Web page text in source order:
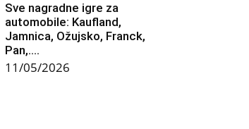
Sve nagradne igre za
automobile: Kaufland,
Jamnica, Ožujsko, Franck,
Pan,….
11/05/2026